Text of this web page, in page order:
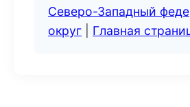
Северо-Западный
округ
Главная